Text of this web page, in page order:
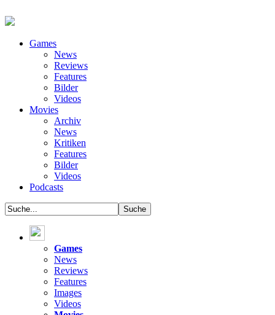
Games
News
Reviews
Features
Bilder
Videos
Movies
Archiv
News
Kritiken
Features
Bilder
Videos
Podcasts
Games
News
Reviews
Features
Images
Videos